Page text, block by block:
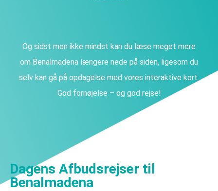
Og sidst men ikke mindst kan du læse meget mere
om Benalmadena længere nede på siden, ligesom du
selv kan gå på opdagelse med vores interaktive kort.
God fornøjelse – og god rejse!
Dagens Afbudsrejser til
Benalmadena